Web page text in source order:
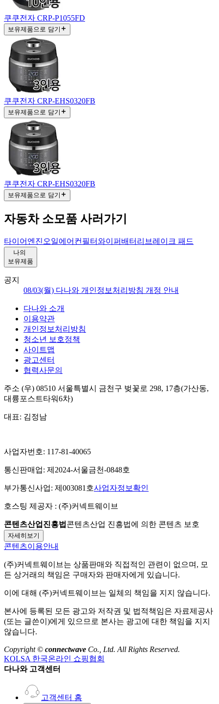
쿠쿠전자 CRP-P1055FD
보유제품으로 담기
쿠쿠전자 CRP-EHS0320FB
보유제품으로 담기
쿠쿠전자 CRP-EHS0320FB
보유제품으로 담기
자동차 소모품 사러가기
타이어 엔진오일에어컨필터와이퍼 배터리 브레이크 패드
나의
보유제품
공지
08/03(월) 다나와 개인정보처리방침 개정 안내
다나와 소개
이용약관
개인정보처리방침
청소년 보호정책
사이트맵
광고센터
협력사문의
주소 (우) 08510 서울특별시 금천구 벚꽃로 298, 17층(가산동,
대륭포스트타워6차)
대표: 김정남
사업자번호: 117-81-40065
통신판매업: 제2024-서울금천-0848호
부가통신사업: 제003081호사업자정보확인
호스팅 제공자 : (주)커넥트웨이브
콘텐츠산업진흥법 콘텐츠산업 진흥법에 의한 콘텐츠 보호
자세히보기
콘텐츠이용안내
(주)커넥트웨이브 는 상품판매와 직접적인 관련이 없으며, 모
든 상거래의 책임은 구매자와 판매자에게 있습니다.
이에 대해 (주)커넥트웨이브 는 일체의 책임을 지지 않습니다.
본사에 등록된 모든 광고와 저작권 및 법적책임은 자료제공사
(또는 글쓴이)에게 있으므로 본사는 광고에 대한 책임을 지지
않습니다.
Copyright © connectwave Co., Ltd. All Rights Reserved.
KOLSA 한국온라인 쇼핑협회
다나와 고객센터
고객센터 홈